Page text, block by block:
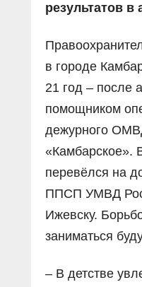
результатов в
в городе
21 год – после
помощником
дежурного
«Камбарское».
перевёлся на
ППСП УМВД
Ижевску.
заниматься
– В детстве